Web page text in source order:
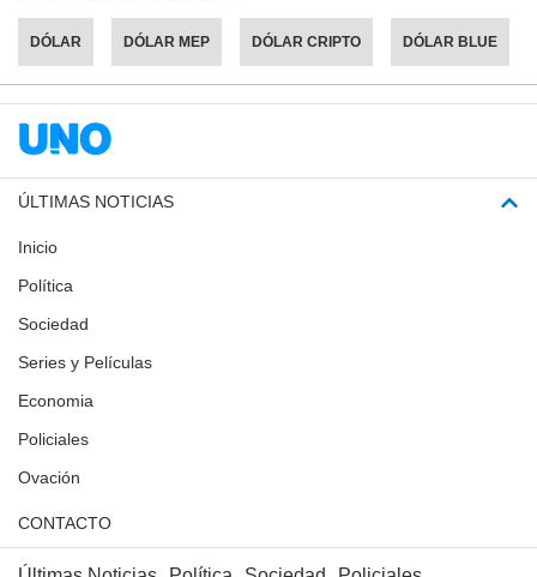
DÓLAR DÓLAR MEP DÓLAR CRIPTO DÓLAR BLUE
ÚLTIMAS NOTICIAS
Inicio
Política
Sociedad
Series y Películas
Economia
Policiales
Ovación
CONTACTO